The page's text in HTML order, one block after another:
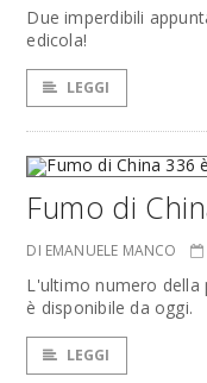
Due imperdibili
edicola!
LEGGI
Fumo di
DI EMANUELE MANCO
L'ultimo numero della
è disponibile da oggi.
LEGGI